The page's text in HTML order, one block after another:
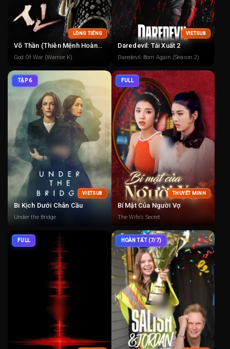
LỒNG TIẾNG
Võ Thần (Thiên Mệnh Hoàng Đế)
God Of War (Warrior K)
VIETSUB
Daredevil: Tái Xuất 2
Daredevil: Born Again (Season 2)
TẬP 6
VIETSUB
Bi Kịch Dưới Chân Cầu
Under the Bridge
FULL
THUYẾT MINH
Bí Mật Của Người Vợ
The Wife’s Secret
FULL HOÀN TẤT (7/7)